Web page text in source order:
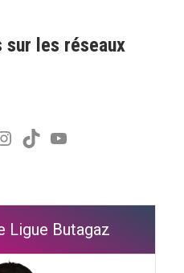
sur les réseaux
TikTokYouTube
Ligue Butagaz